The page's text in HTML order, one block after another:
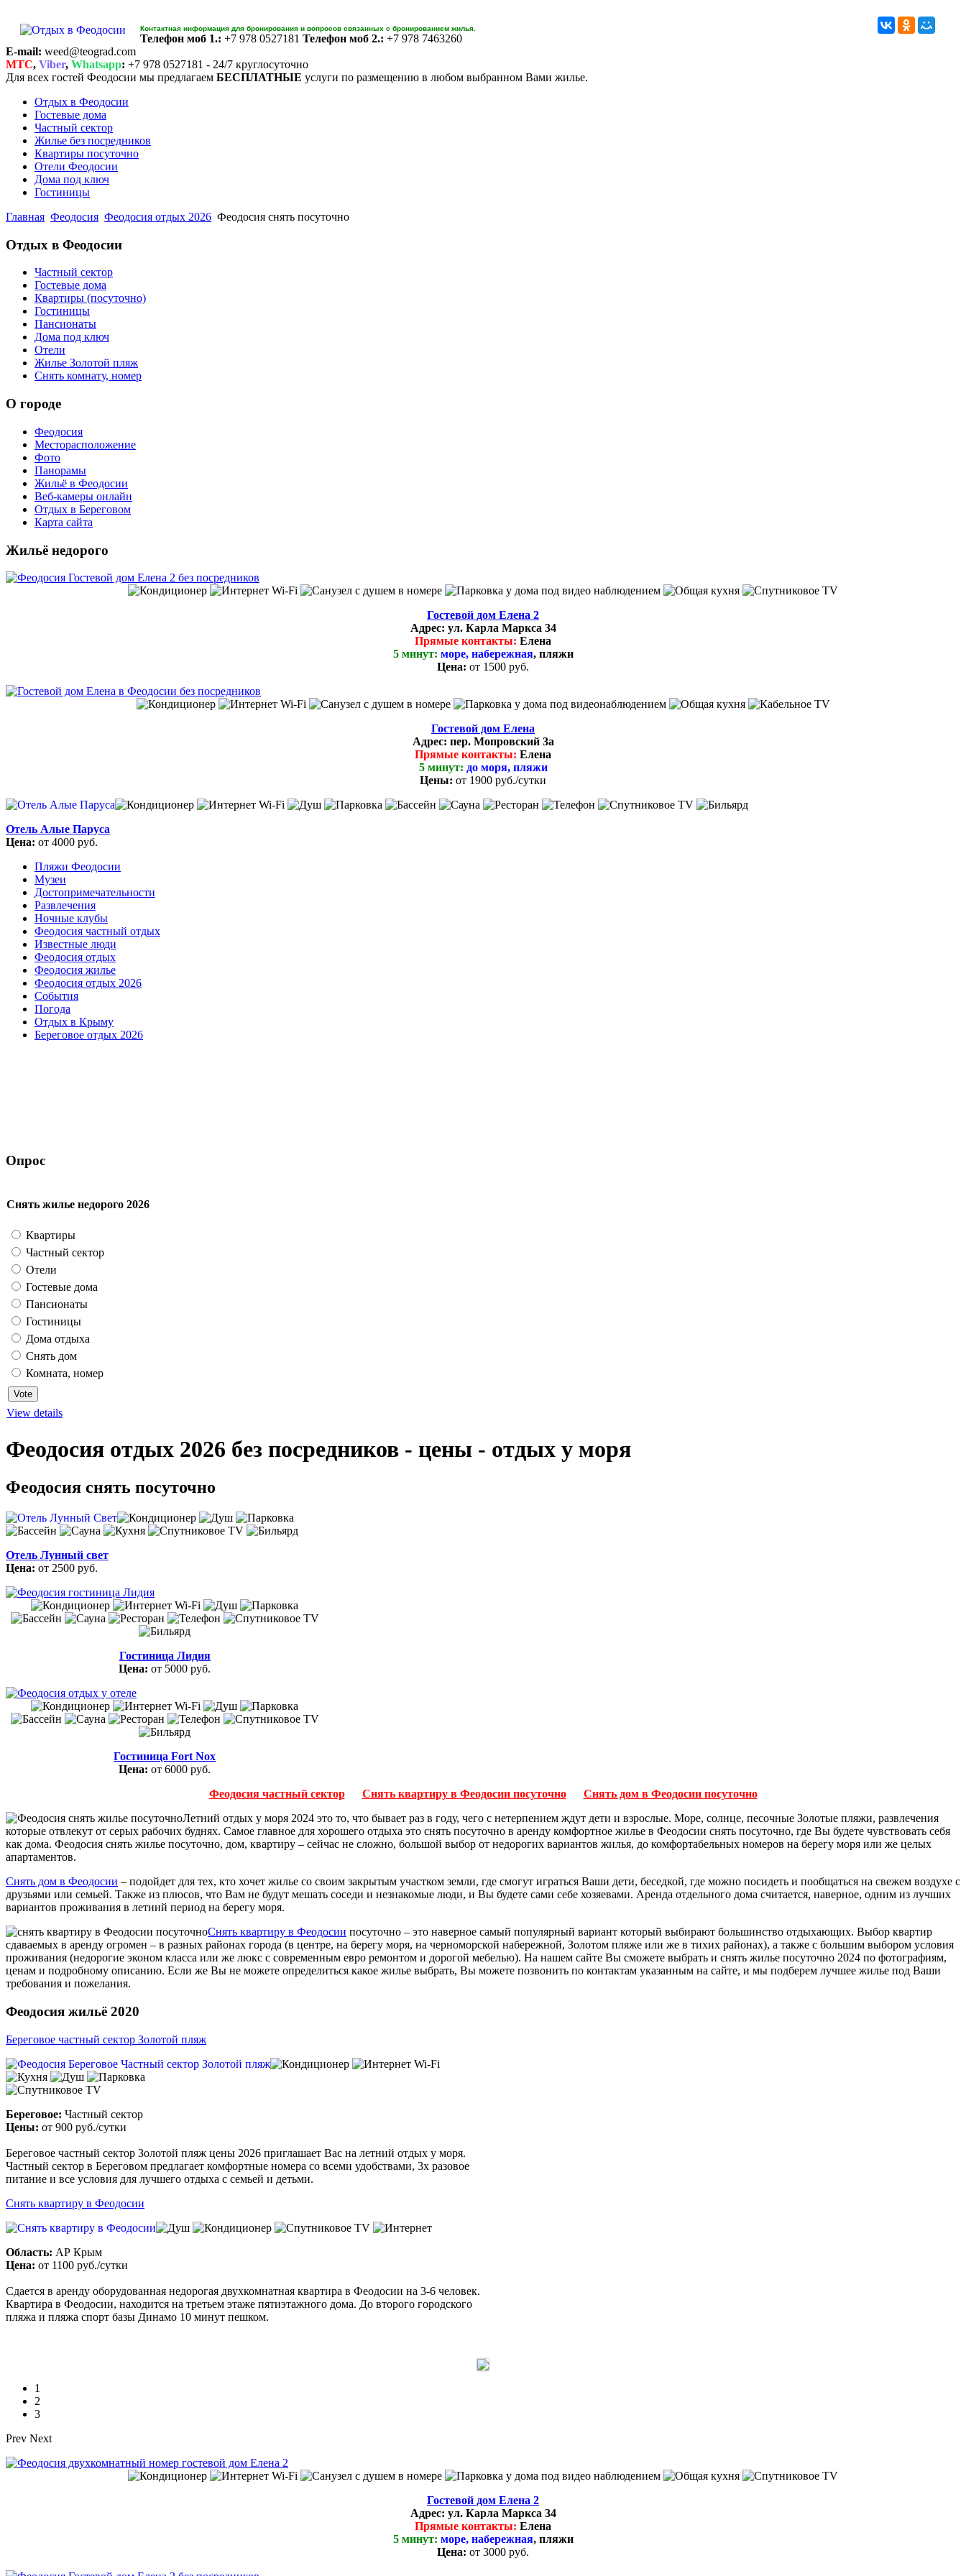
Контактная информация для бронирования и вопросов связанных с бронированием жилья.
Телефон моб 1.: +7 978 0527181 Телефон моб 2.: +7 978 7463260
E-mail: weed@teograd.com
MTC, Viber, Whatsapp: +7 978 0527181 - 24/7 круглосуточно
Для всех гостей Феодосии мы предлагаем БЕСПЛАТНЫЕ услуги по размещению в любом выбранном Вами жилье.
Отдых в Феодосии
Гостевые дома
Частный сектор
Жилье без посредников
Квартиры посуточно
Отели Феодосии
Дома под ключ
Гостиницы
Главная Феодосия Феодосия отдых 2026 Феодосия снять посуточно
Отдых в Феодосии
Частный сектор
Гостевые дома
Квартиры (посуточно)
Гостиницы
Пансионаты
Дома под ключ
Отели
Жилье Золотой пляж
Снять комнату, номер
О городе
Феодосия
Месторасположение
Фото
Панорамы
Жильё в Феодосии
Веб-камеры онлайн
Отдых в Береговом
Карта сайта
Жильё недорого
Гостевой дом Елена 2
Адрес: ул. Карла Маркса 34
Прямые контакты: Елена
5 минут: море, набережная, пляжи
Цена: от 1500 руб.
Гостевой дом Елена
Адрес: пер. Мопровский 3а
Прямые контакты: Елена
5 минут: до моря, пляжи
Цены: от 1900 руб./сутки
Отель Алые Паруса
Цена: от 4000 руб.
Пляжи Феодосии
Музеи
Достопримечательности
Развлечения
Ночные клубы
Феодосия частный отдых
Известные люди
Феодосия отдых
Феодосия жилье
Феодосия отдых 2026
События
Погода
Отдых в Крыму
Береговое отдых 2026
Опрос
Снять жилье недорого 2026
Квартиры
Частный сектор
Отели
Гостевые дома
Пансионаты
Гостиницы
Дома отдыха
Снять дом
Комната, номер
View details
Феодосия отдых 2026 без посредников - цены - отдых у моря
Феодосия снять посуточно
Отель Лунный свет
Цена: от 2500 руб.
Гостиница Лидия
Цена: от 5000 руб.
Гостиница Fort Nox
Цена: от 6000 руб.
Феодосия частный сектор
Снять квартиру в Феодосии посуточно
Снять дом в Феодосии посуточно
Летний отдых у моря 2024 это то, что бывает раз в году, чего с нетерпением ждут дети и взрослые. Море, солнце, песочные Золотые пляжи, развлечения
которые отвлекут от серых рабочих буднях. Самое главное для хорошего отдыха это снять посуточно в аренду комфортное жилье в Феодосии снять посуточно, где Вы будете чувствовать себя
как дома. Феодосия снять жилье посуточно, дом, квартиру – сейчас не сложно, большой выбор от недорогих вариантов жилья, до комфортабельных номеров на берегу моря или же целых
апартаментов.
Снять дом в Феодосии – подойдет для тех, кто хочет жилье со своим закрытым участком земли, где смогут играться Ваши дети, беседкой, где можно посидеть и пообщаться на свежем воздухе с
друзьями или семьей. Также из плюсов, что Вам не будут мешать соседи и незнакомые люди, и Вы будете сами себе хозяевами. Аренда отдельного дома считается, наверное, одним из лучших
вариантов проживания в летний период на берегу моря.
Снять квартиру в Феодосии посуточно – это наверное самый популярный вариант который выбирают большинство отдыхающих. Выбор квартир
сдаваемых в аренду огромен – в разных районах города (в центре, на берегу моря, на черноморской набережной, Золотом пляже или же в тихих районах), а также с большим выбором условия
проживания (недорогие эконом класса или же люкс с современным евро ремонтом и дорогой мебелью). На нашем сайте Вы сможете выбрать и снять жилье посуточно 2024 по фотографиям,
ценам и подробному описанию. Если же Вы не можете определиться какое жилье выбрать, Вы можете позвонить по контактам указанным на сайте, и мы подберем лучшее жилье под Ваши
требования и пожелания.
Феодосия жильё 2020
Береговое частный сектор Золотой пляж
Береговое: Частный сектор
Цены: от 900 руб./сутки
Береговое частный сектор Золотой пляж цены 2026 приглашает Вас на летний отдых у моря.
Частный сектор в Береговом предлагает комфортные номера со всеми удобствами, 3х разовое
питание и все условия для лучшего отдыха с семьей и детьми.
Снять квартиру в Феодосии
Область: АР Крым
Цена: от 1100 руб./сутки
Сдается в аренду оборудованная недорогая двухкомнатная квартира в Феодосии на 3-6 человек.
Квартира в Феодосии, находится на третьем этаже пятиэтажного дома. До второго городского
пляжа и пляжа спорт базы Динамо 10 минут пешком.
1
2
3
Prev Next
Гостевой дом Елена 2
Адрес: ул. Карла Маркса 34
Прямые контакты: Елена
5 минут: море, набережная, пляжи
Цена: от 3000 руб.